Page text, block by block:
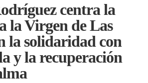
centra la
la Virgen de Las
la solidaridad con
y la recuperación